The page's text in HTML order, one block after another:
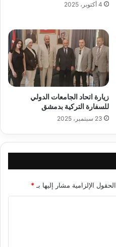
4 أكتوبر، 2025
زيارة اتحاد الجامعات الدولي
للسفارة التركية بدمشق
23 سبتمبر، 2025
الحقول الإلزامية مشار إليها بـ *